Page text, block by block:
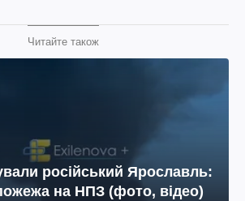
Читайте також
російський Ярославль:
на НПЗ (фото, відео)